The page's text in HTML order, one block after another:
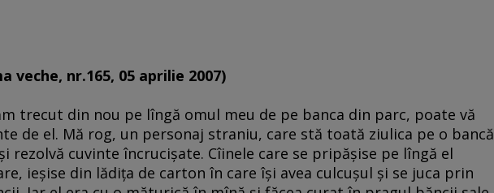
veche, nr.165, 05 aprilie 2007)
trecut din nou pe lîngă omul meu de pe banca din parc, poate vă
de el. Mă rog, un personaj straniu, care stă toată ziulica pe o bancă
rezolvă cuvinte încrucişate. Cîinele care se pripăşise pe lîngă el
ieşise din lădiţa de carton în care îşi avea culcuşul şi se juca prin